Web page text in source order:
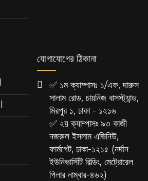
যোগাযোগের ঠিকানা
✅ ১ম ক্যাম্পাসঃ ১/এফ, দারুস
সালাম রোড, চায়নিজ বাসস্ট্যান্ড,
মিরপুর ১, ঢাকা - ১২১৬
✅ ২য় ক্যাম্পাসঃ ৯৩ কাজী
নজরুল ইসলাম এভিনিউ,
ফার্মগেট, ঢাকা-১২১৫ (নর্দান
ইউনিভার্সিটি বিল্ডিং, মেট্রোরেল
পিলার নাম্বার-৪৬২)